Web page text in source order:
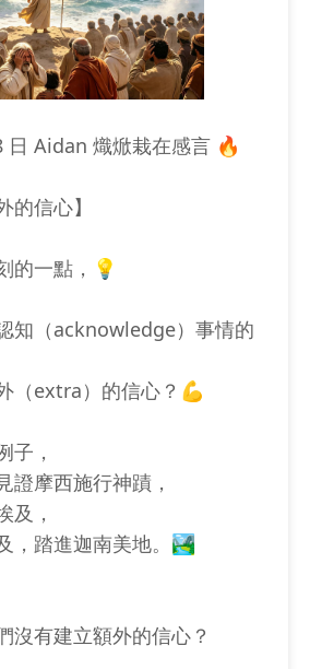
日 Aidan 熾焮栽在感言 🔥
的信心】
的一點，💡
知（acknowledge）事情的
（extra）的信心？💪
子，
證摩西施行神蹟，
及，
，踏進迦南美地。🏞️
沒有建立額外的信心？